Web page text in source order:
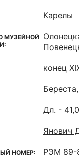
Карелы
МУЗЕЙНОЙ
конец
Дл. -
Янович
НОМЕР: РЭМ 89-